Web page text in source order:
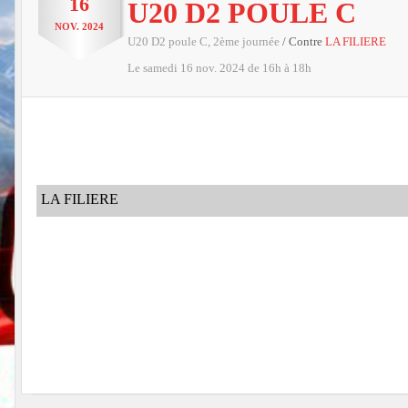
NOV. 2024 U20 D2 POULE C
U20 D2 poule C, 2ème journée / Contre LA FILIERE
Le samedi 16 nov. 2024 de 16h à 18h
LA FILIERE